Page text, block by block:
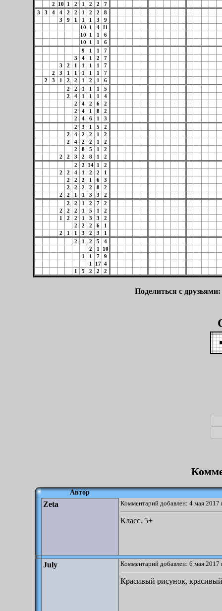
2
10 1 2 1 2 2
7
3
3 4 4 2 2 1 2 2
8
3
9 1 1 1 3
9
10
1 4 11
10
1 1
6
10
1 1
6
9
1 1
7
3
4 1 2
7
3
2 1 1 1 1
7
2
3 1 1 1 1 1
7
2
3 1 2 2 1 2 1
6
2
2 1 1 1
5
2
4 1 1 1
4
2
4 2 6
2
2
4 1 8
2
2
4 6 1
3
2
3 1 5
2
2
4 2 2 1
2
2
4 2 2 1
2
2
8 5 1
2
2
2 3 2 8 1
2
2
2 14 1
2
2
2 4 1 2 2
1
2
2 2 1 6
3
2
2 2 2 8
2
2
2 1 1 3 3
2
2
2 1 2 7
2
2
2 2 1 5 1
2
1
2 2 1 3 3
2
2
2 2 6
1
2
1 1 3 2 3
1
2
1 2 5
4
2
1
10
1
1 7
9
1
17 4
1
5 2 2 2
Поделиться с друзьями:
Автор
Zeta Комментарий добавлен: 4 мая 2017
Класс. 5+
July Комментарий добавлен: 6 мая 2017
Красивый рисунок,